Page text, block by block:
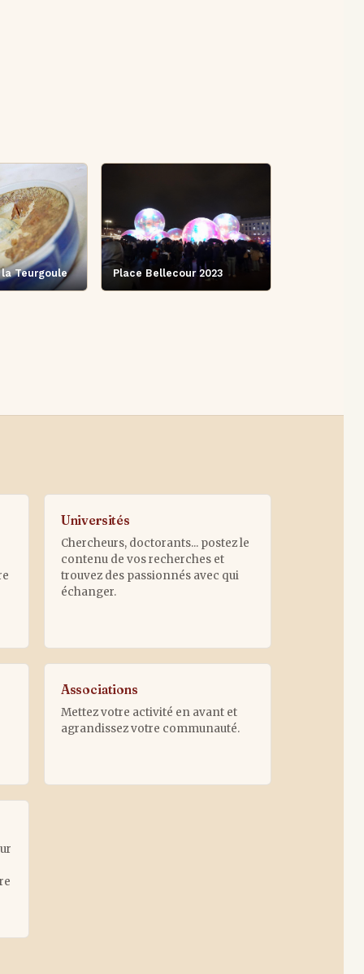
Teurgoule Place Bellecour 2023
Universités
Chercheurs, doctorants... postez le
contenu de vos recherches et
trouvez des passionnés avec qui
échanger.
Associations
Mettez votre activité en avant et
agrandissez votre communauté.